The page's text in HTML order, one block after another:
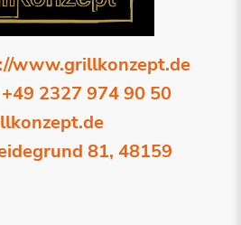
www.grillkonzept.de
+49 2327 974 90 50
81, 48159